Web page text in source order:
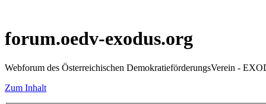
forum.oedv-exodus.org
Webforum des Österreichischen DemokratieförderungsVerein -
Zum Inhalt